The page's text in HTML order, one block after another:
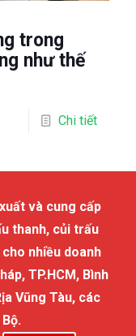
trong
như thế
Chi tiết
và cung cấp
thanh, củi trấu
nhiều doanh
TP.HCM, Bình
Vũng Tàu, các